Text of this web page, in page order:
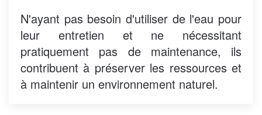
N'ayant pas besoin d'utiliser de l'eau pour
leur entretien et ne nécessitant
pratiquement pas de maintenance, ils
contribuent à préserver les ressources et
à maintenir un environnement naturel.